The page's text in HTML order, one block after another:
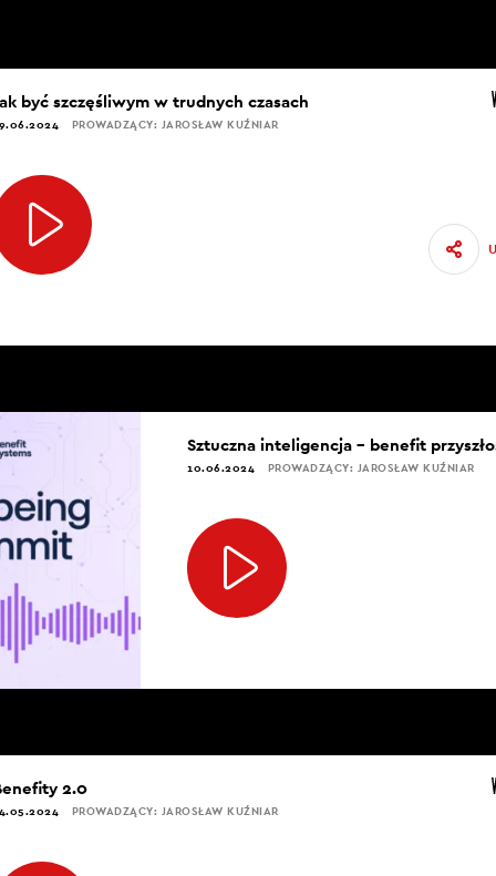
być szczęśliwym w trudnych czasach
PROWADZĄCY: JAROSŁAW KUŹNIAR
Sztuczna inteligencja – benefit
10.06.2024 PROWADZĄCY: JAROSŁAW KUŹNIAR
2.0
PROWADZĄCY: JAROSŁAW KUŹNIAR